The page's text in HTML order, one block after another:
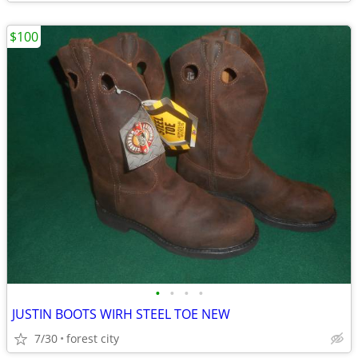
• • • •
JUSTIN BOOTS WIRH STEEL TOE NEW
7/30 forest city
$100